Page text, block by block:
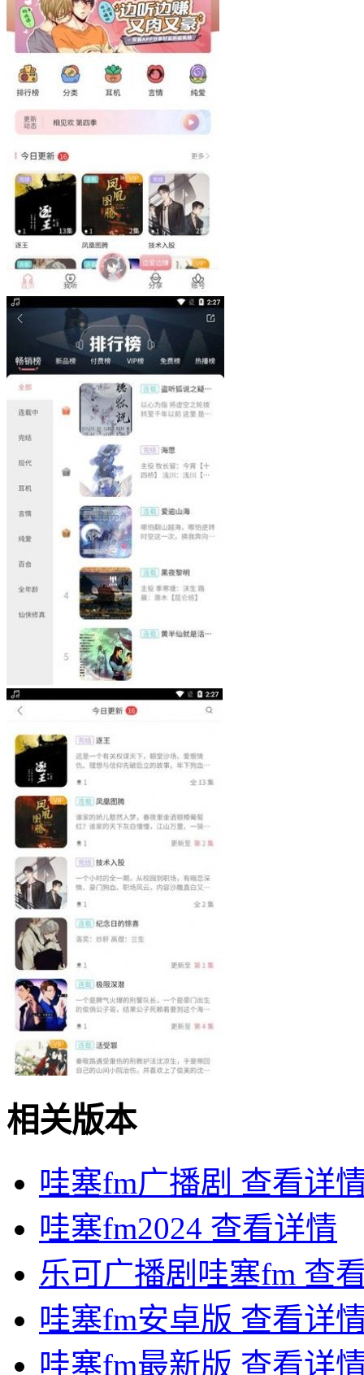
相关版本
哇塞fm广播剧 查看详
哇塞fm2024 查看详情
乐可广播剧哇塞fm 查
哇塞fm安卓版 查看详
哇塞fm最新版 查看详